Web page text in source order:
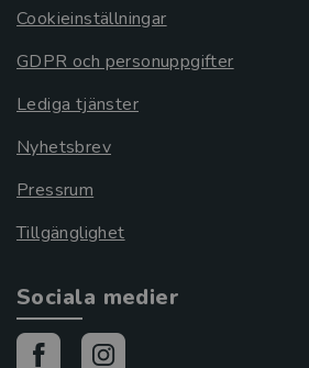
Cookieinställningar
GDPR och personuppgifter
Lediga tjänster
Nyhetsbrev
Pressrum
Tillgänglighet
Sociala medier